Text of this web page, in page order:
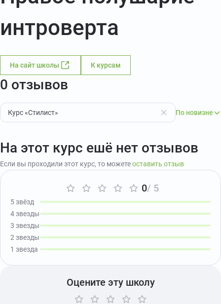
интроверта
На сайт школы К курсам
0 отзывов
Курс «Стилист» По новизне
На этот курс ешё нет отзывов
Если вы проходили этот курс, то можетеоставить отзыв
0/ 5
5 звёзд
4 звезды
3 звезды
2 звезды
1 звезда
Оцените эту школу